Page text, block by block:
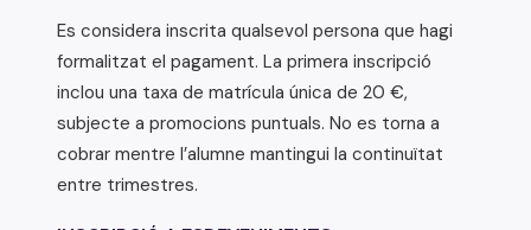
Es considera inscrita qualsevol persona que hagi
formalitzat el pagament. La primera inscripció
inclou una taxa de matrícula única de 20 €,
subjecte a promocions puntuals. No es torna a
cobrar mentre l’alumne mantingui la continuïtat
entre trimestres.